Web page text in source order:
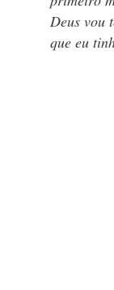
Deus vou
que eu